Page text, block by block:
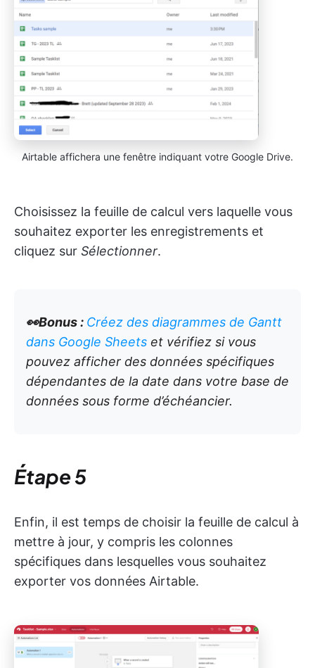
Airtable affichera une fenêtre indiquant votre Google Drive.
Choisissez la feuille de calcul vers laquelle vous
souhaitez exporter les enregistrements et
cliquez sur Sélectionner.
👀Bonus : Créez des diagrammes de Gantt
dans Google Sheets et vérifiez si vous
pouvez afficher des données spécifiques
dépendantes de la date dans votre base de
données sous forme d’échéancier.
Étape 5
Enfin, il est temps de choisir la feuille de calcul à
mettre à jour, y compris les colonnes
spécifiques dans lesquelles vous souhaitez
exporter vos données Airtable.